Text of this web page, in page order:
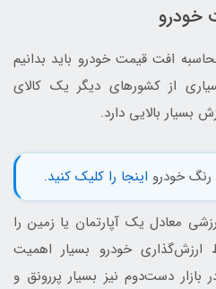
خودرو
افت قیمت خودرو باید بدانیم
از کشورهای دیگر یک کالای
بالایی دارد.
خودرو اینجا را کلیک کنید.
معادل یک آپارتمان یا زمین را
خودرو بسیار اهمیت
دست‌دوم نیز بسیار پررونق و